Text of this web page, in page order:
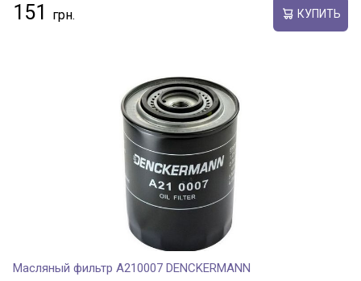
151 КУПИТЬ
Масляный фильтр A210007 DENCKERMANN